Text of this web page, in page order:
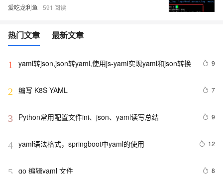
爱吃龙利鱼 591
热门文章 最新文章
1 yaml转json,json转yaml,使用js-yaml实现yaml和json转换 9
2 编写 K8S YAML 7
3 Python常用配置文件ini、json、yaml读写总结 9
4 yaml语法格式，springboot中yaml的使用 12
5 go 编辑yaml 文件 8